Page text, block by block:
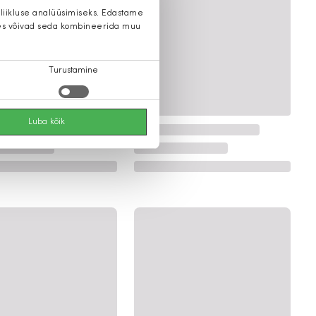
analüüsimiseks. Edastame
võivad seda kombineerida muu
Turustamine
Luba kõik